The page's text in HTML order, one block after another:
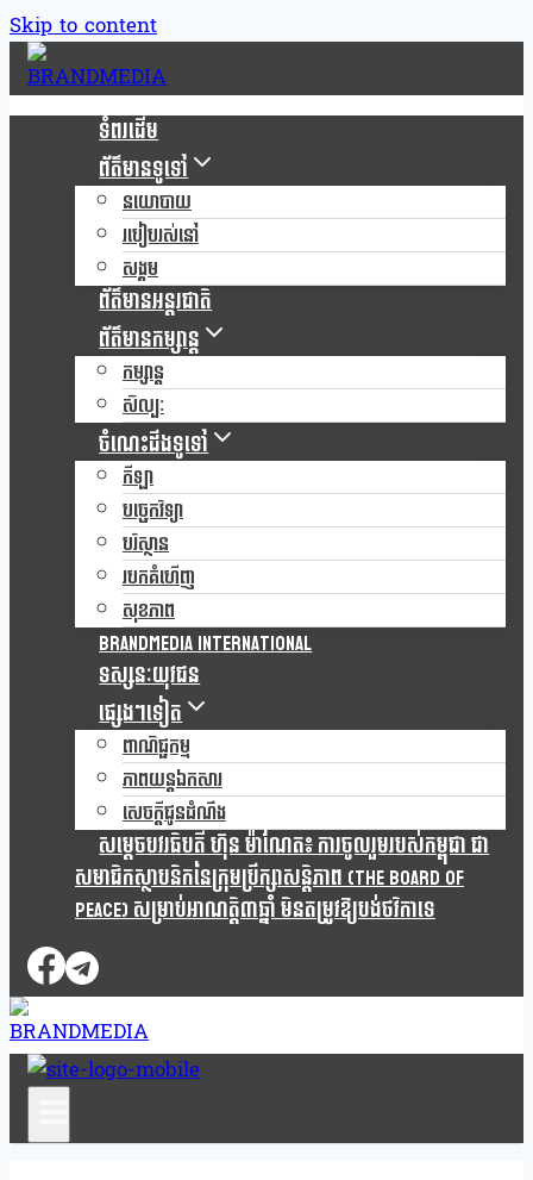
Skip to content
ទំពរដើម
ព័ត៌មានទូទៅ
នយោបាយ
របៀបរស់នៅ
សង្គម
ព័ត៌មានអន្តរជាតិ
ព័ត៌មានកម្សាន្ត
កម្សាន្ត
សិល្បៈ
ចំណេះដឹងទូទៅ
កីឡា
បច្ចេកវិទ្យា
បរិស្ថាន
របកគំហើញ
សុខភាព
Brandmedia international
ទស្សនៈយុវជន
ផ្សេងៗទៀត
ពាណិជ្ជកម្ម
ភាពយន្តឯកសារ
សេចក្តីជូនដំណឹង
សម្តេចបវរធិបតី ហ៊ុន ម៉ាណែត៖ ការចូលរួមរបស់កម្ពុជា ជា
សមាជិកស្ថាបនិកនៃក្រុមប្រឹក្សាសន្តិភាព (The Board Of
Peace) សម្រាប់អាណត្តិ៣ឆ្នាំ មិនតម្រូវឱ្យបង់ថវិកាទេ